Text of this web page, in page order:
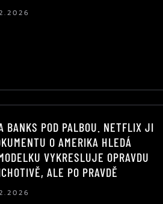
BANKS POD PALBOU. NETFLIX JI
O AMERIKA HLEDÁ
VYKRESLUJE OPRAVDU
ALE PO PRAVDĚ